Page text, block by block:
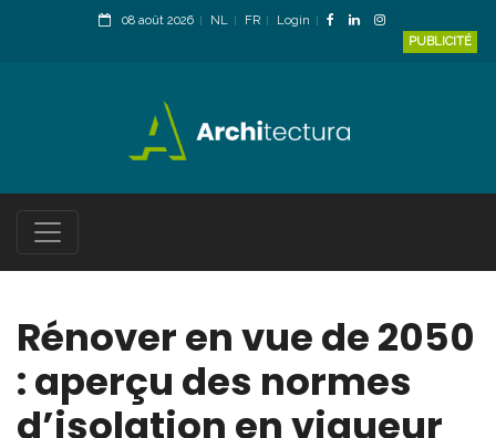
08 août 2026 NL FR
Login
PUBLICITÉ
Rénover en vue de 2050
: aperçu des normes
d’isolation en vigueur